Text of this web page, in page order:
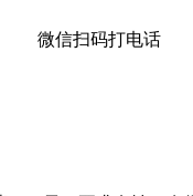
微信扫码打电话